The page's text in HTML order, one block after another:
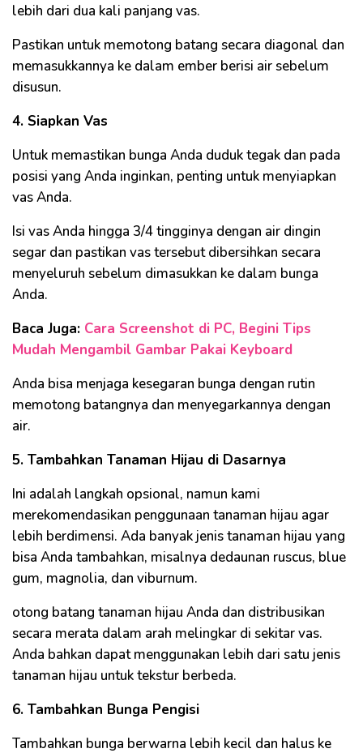
lebih dari dua kali panjang vas.
Pastikan untuk memotong batang secara diagonal dan
memasukkannya ke dalam ember berisi air sebelum
disusun.
4. Siapkan Vas
Untuk memastikan bunga Anda duduk tegak dan pada
posisi yang Anda inginkan, penting untuk menyiapkan
vas Anda.
Isi vas Anda hingga 3/4 tingginya dengan air dingin
segar dan pastikan vas tersebut dibersihkan secara
menyeluruh sebelum dimasukkan ke dalam bunga
Anda.
Baca Juga: Cara Screenshot di PC, Begini Tips
Mudah Mengambil Gambar Pakai Keyboard
Anda bisa menjaga kesegaran bunga dengan rutin
memotong batangnya dan menyegarkannya dengan
air.
5. Tambahkan Tanaman Hijau di Dasarnya
Ini adalah langkah opsional, namun kami
merekomendasikan penggunaan tanaman hijau agar
lebih berdimensi. Ada banyak jenis tanaman hijau yang
bisa Anda tambahkan, misalnya dedaunan ruscus, blue
gum, magnolia, dan viburnum.
otong batang tanaman hijau Anda dan distribusikan
secara merata dalam arah melingkar di sekitar vas.
Anda bahkan dapat menggunakan lebih dari satu jenis
tanaman hijau untuk tekstur berbeda.
6. Tambahkan Bunga Pengisi
Tambahkan bunga berwarna lebih kecil dan halus ke